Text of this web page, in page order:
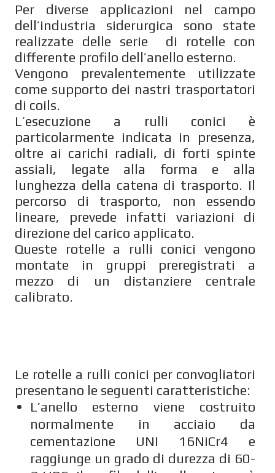
Per diverse applicazioni nel campo
dell’industria siderurgica sono state
realizzate delle serie di rotelle con
differente profilo dell’anello esterno.
Vengono prevalentemente utilizzate
come supporto dei nastri trasportatori
di coils.
L’esecuzione a rulli conici è
particolarmente indicata in presenza,
oltre ai carichi radiali, di forti spinte
assiali, legate alla forma e alla
lunghezza della catena di trasporto. Il
percorso di trasporto, non essendo
lineare, prevede infatti variazioni di
direzione del carico applicato.
Queste rotelle a rulli conici vengono
montate in gruppi preregistrati a
mezzo di un distanziere centrale
calibrato.
Le rotelle a rulli conici per convogliatori
presentano le seguenti caratteristiche:
L’anello esterno viene costruito
normalmente in acciaio da
cementazione UNI 16NiCr4 e
raggiunge un grado di durezza di 60-